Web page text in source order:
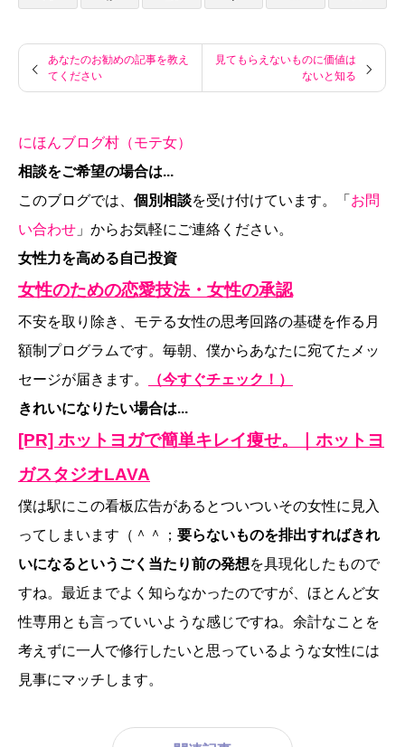
あなたのお勧めの記事を教え
てください
見てもらえないものに価値は
ないと知る
にほんブログ村（モテ女）
相談をご希望の場合は...
このブログでは、 個別相談を受け付けています。「 お問
い合わせ 」からお気軽にご連絡ください。
女性力を高める自己投資
女性のための恋愛技法・女性の承認
不安を取り除き、モテる女性の思考回路の基礎を作る月
額制プログラムです。毎朝、僕からあなたに宛てたメッ
セージが届きます。
（今すぐチェック！）
きれいになりたい場合は...
[PR] ホットヨガで簡単キレイ痩せ。｜ホットヨ
ガスタジオLAVA
僕は駅にこの看板広告があるとついついその女性に見入
ってしまいます（＾＾； 要らないものを排出すればきれ
いになるというごく当たり前の発想を具現化したもので
すね。最近までよく知らなかったのですが、ほとんど女
性専用とも言っていいような感じですね。余計なことを
考えずに一人で修行したいと思っているような女性には
見事にマッチします。